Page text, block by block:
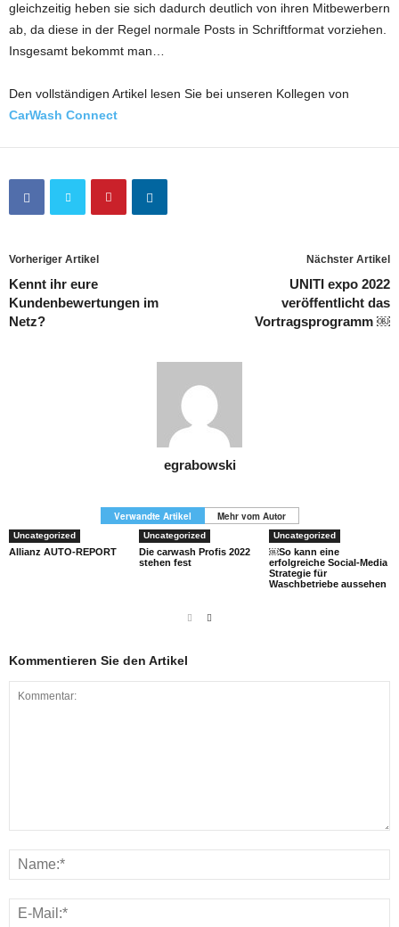
gleichzeitig heben sie sich dadurch deutlich von ihren Mitbewerbern
ab, da diese in der Regel normale Posts in Schriftformat vorziehen.
Insgesamt bekommt man…
Den vollständigen Artikel lesen Sie bei unseren Kollegen von
CarWash Connect
Vorheriger Artikel
Kennt ihr eure
Kundenbewertungen im
Netz?
Nächster Artikel
UNITI expo 2022
veröffentlicht das
Vortragsprogramm ￼
egrabowski
Verwandte Artikel Mehr vom Autor
Uncategorized
Allianz AUTO-REPORT
Uncategorized
Die carwash Profis 2022
stehen fest
Uncategorized
￼So kann eine
erfolgreiche Social-Media
Strategie für
Waschbetriebe aussehen
Kommentieren Sie den Artikel